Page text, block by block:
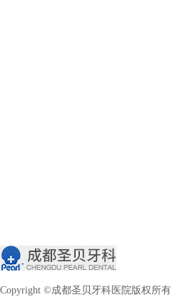
Copyright ©成都圣贝牙科医院版权所有